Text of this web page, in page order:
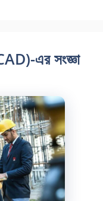
এর সংজ্ঞা